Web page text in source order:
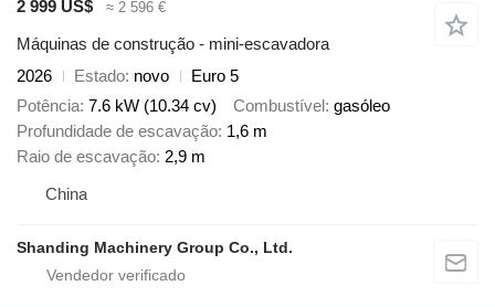
2 999 US$
≈ 2 596 €
Máquinas de construção - mini-escavadora
2026
Estado novo
Euro 5
Potência 7.6 kW (10.34 cv) Combustível gasóleo
Profundidade de escavação 1,6 m
Raio de escavação 2,9 m
China
Shanding Machinery Group Co., Ltd.